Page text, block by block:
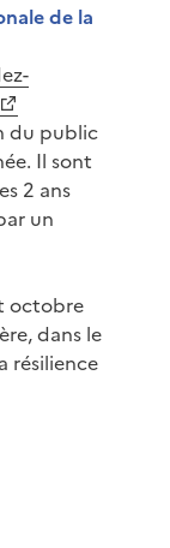
de la
du public
Il sont
2 ans
un
octobre
dans le
résilience